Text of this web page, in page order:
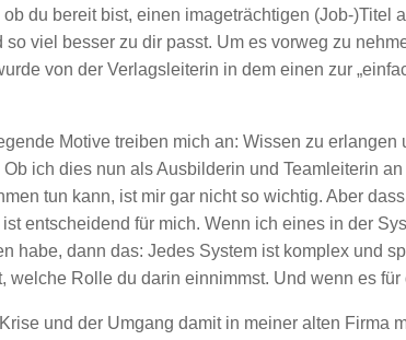
du bereit bist, einen imageträchtigen (Job-)Titel
so viel besser zu dir passt. Um es vorweg zu
von der Verlagsleiterin in dem einen zur
Motive treiben mich an: Wissen zu erlangen
ich dies nun als Ausbilderin und Teamleiterin
tun kann, ist mir gar nicht so wichtig. Aber
entscheidend für mich. Wenn ich eines in der
habe, dann das: Jedes System ist komplex und
welche Rolle du darin einnimmst. Und wenn es
und der Umgang damit in meiner alten Firma